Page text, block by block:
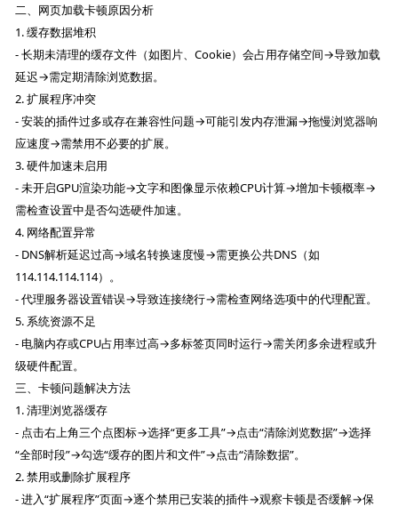
二、网页加载卡顿原因分析
1. 缓存数据堆积
- 长期未清理的缓存文件（如图片、Cookie）会占用存储空间→导致加载
延迟→需定期清除浏览数据。
2. 扩展程序冲突
- 安装的插件过多或存在兼容性问题→可能引发内存泄漏→拖慢浏览器响
应速度→需禁用不必要的扩展。
3. 硬件加速未启用
- 未开启GPU渲染功能→文字和图像显示依赖CPU计算→增加卡顿概率→
需检查设置中是否勾选硬件加速。
4. 网络配置异常
- DNS解析延迟过高→域名转换速度慢→需更换公共DNS（如
114.114.114.114）。
- 代理服务器设置错误→导致连接绕行→需检查网络选项中的代理配置。
5. 系统资源不足
- 电脑内存或CPU占用率过高→多标签页同时运行→需关闭多余进程或升
级硬件配置。
三、卡顿问题解决方法
1. 清理浏览器缓存
- 点击右上角三个点图标→选择“更多工具”→点击“清除浏览数据”→选择
“全部时段”→勾选“缓存的图片和文件”→点击“清除数据”。
2. 禁用或删除扩展程序
- 进入“扩展程序”页面→逐个禁用已安装的插件→观察卡顿是否缓解→保